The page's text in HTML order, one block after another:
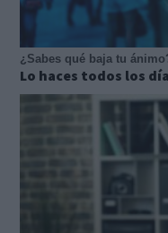
¿Sabes qué baja tu
Lo haces todos los